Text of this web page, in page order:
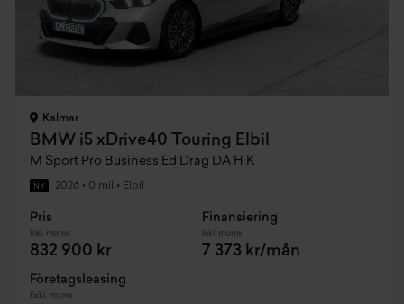
Kalmar
BMW i5 xDrive40 Touring Elbil
M Sport Pro Business Ed Drag DA H K
NY 2026 • 0 mil • Elbil
Pris
Inkl. moms
832 900 kr
Finansiering
Inkl. moms
7 373 kr/mån
Företagsleasing
Exkl. moms